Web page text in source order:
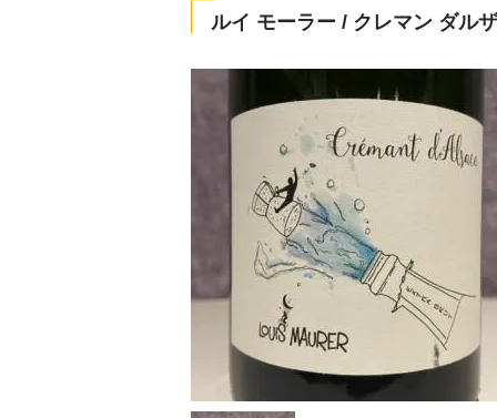
ルイ モーラー / クレマン ダル